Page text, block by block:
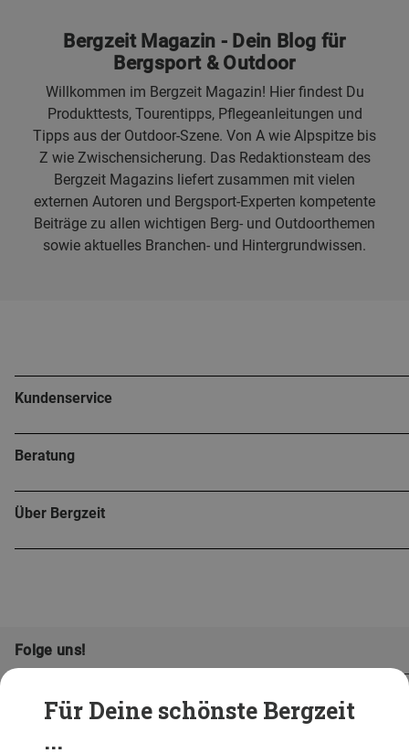
Für Deine schönste Bergzeit
...
Bergzeit Magazin - Dein Blog für
Bergsport & Outdoor
Willkommen im Bergzeit Magazin! Hier findest Du
Produkttests, Tourentipps, Pflegeanleitungen und
Tipps aus der Outdoor-Szene. Von A wie Alpspitze bis
Z wie Zwischensicherung. Das Redaktionsteam des
Bergzeit Magazins liefert zusammen mit vielen
externen Autoren und Bergsport-Experten kompetente
Beiträge zu allen wichtigen Berg- und Outdoorthemen
sowie aktuelles Branchen- und Hintergrundwissen.
Kundenservice
Beratung
Über Bergzeit
Folge uns!